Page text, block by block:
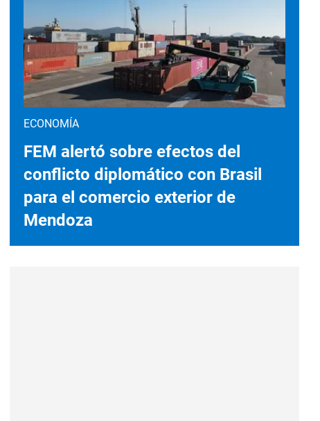
ECONOMÍA
FEM alertó sobre efectos del
conflicto diplomático con Brasil
para el comercio exterior de
Mendoza